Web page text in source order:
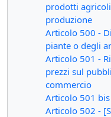
prodotti
produzione
Articolo 500 -
piante o degli
Articolo 501 -
prezzi sul
commercio
Articolo 501
Articolo 502 -